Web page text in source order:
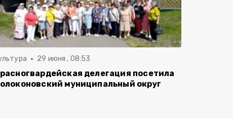
29 июня , 08:53
делегация посетила
муниципальный округ